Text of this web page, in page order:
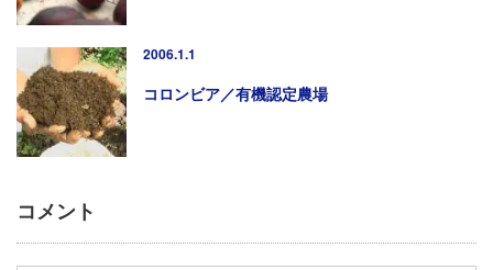
2006.1.1
コロンビア／有機認定農場
コメント